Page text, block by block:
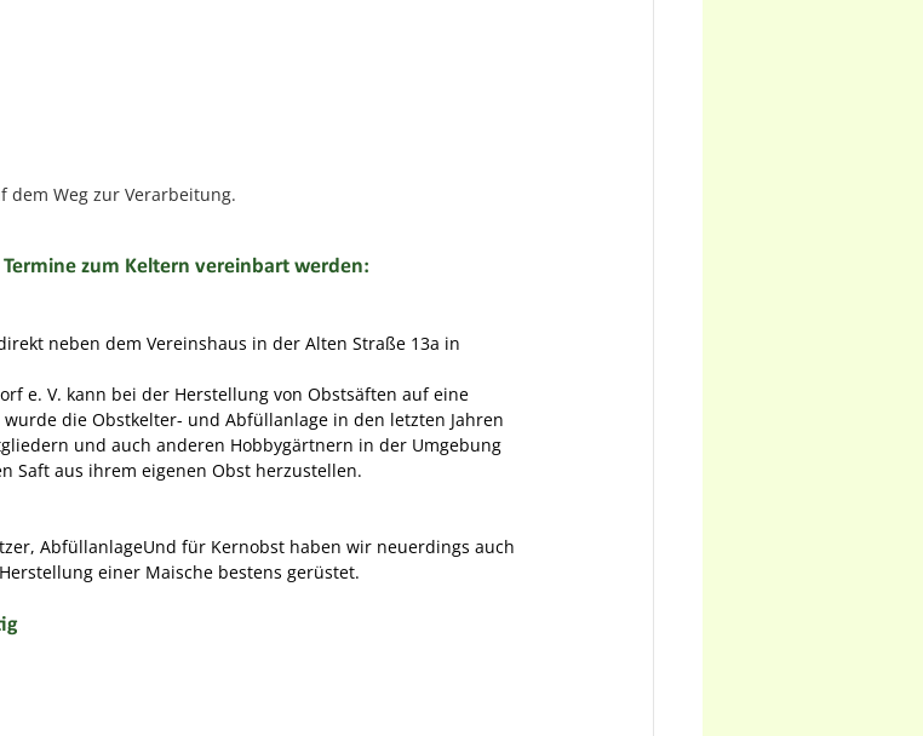
dem Weg zur Verarbeitung.
zum Keltern vereinbart werden:
neben dem Vereinshaus in der Alten Straße 13a in
e. V. kann bei der Herstellung von Obstsäften auf eine
die Obstkelter- und Abfüllanlage in den letzten Jahren
und auch anderen Hobbygärtnern in der Umgebung
Saft aus ihrem eigenen Obst herzustellen.
AbfüllanlageUnd für Kernobst haben wir neuerdings auch
einer Maische bestens gerüstet.